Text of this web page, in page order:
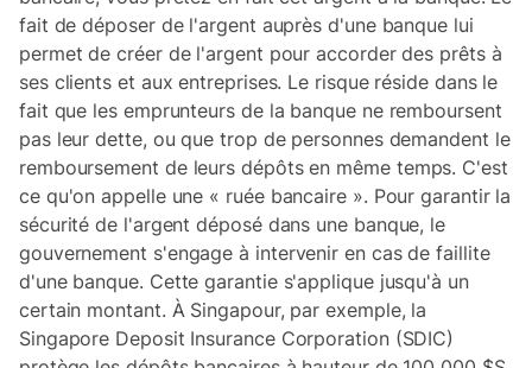
fait de déposer de l'argent auprès d'une banque lui
permet de créer de l'argent pour accorder des prêts à
ses clients et aux entreprises. Le risque réside dans le
fait que les emprunteurs de la banque ne remboursent
pas leur dette, ou que trop de personnes demandent le
remboursement de leurs dépôts en même temps. C'est
ce qu'on appelle une « ruée bancaire ». Pour garantir la
sécurité de l'argent déposé dans une banque, le
gouvernement s'engage à intervenir en cas de faillite
d'une banque. Cette garantie s'applique jusqu'à un
certain montant. À Singapour, par exemple, la
Singapore Deposit Insurance Corporation (SDIC)